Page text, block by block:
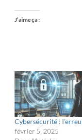
J’aime ça :
Cybersécurité :
février 5, 2025